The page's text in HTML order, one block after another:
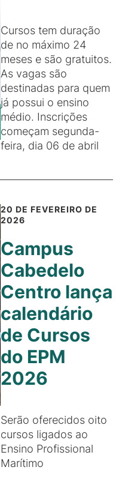
Cursos tem duração
de no máximo 24
meses e são gratuitos.
As vagas são
destinadas para quem
já possui o ensino
médio. Inscrições
começam segunda-
feira, dia 06 de abril
20 DE FEVEREIRO DE
2026
Campus
Cabedelo
Centro lança
calendário
de Cursos
do EPM
2026
Serão oferecidos oito
cursos ligados ao
Ensino Profissional
Marítimo